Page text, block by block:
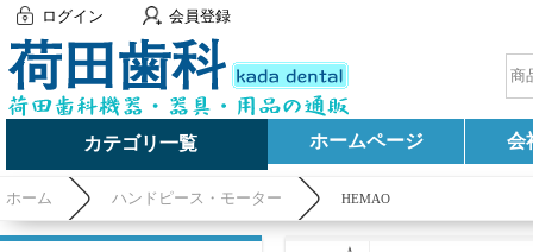
ログイン 会員登録
カテゴリ一覧 ホームページ 会
ホーム ハンドピース・モーター HEMAO